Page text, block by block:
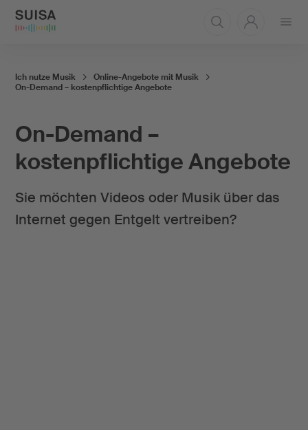
On-Demand –
kostenpflichtige Angebote
Sie möchten Videos oder Musik über das
Internet gegen Entgelt vertreiben?
Ich nutze Musik
Online-Angebote mit Musik
On-Demand – kostenpflichtige Angebote